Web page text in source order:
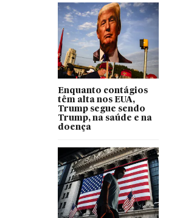
Enquanto contágios
têm alta nos EUA,
Trump segue sendo
Trump, na saúde e na
doença